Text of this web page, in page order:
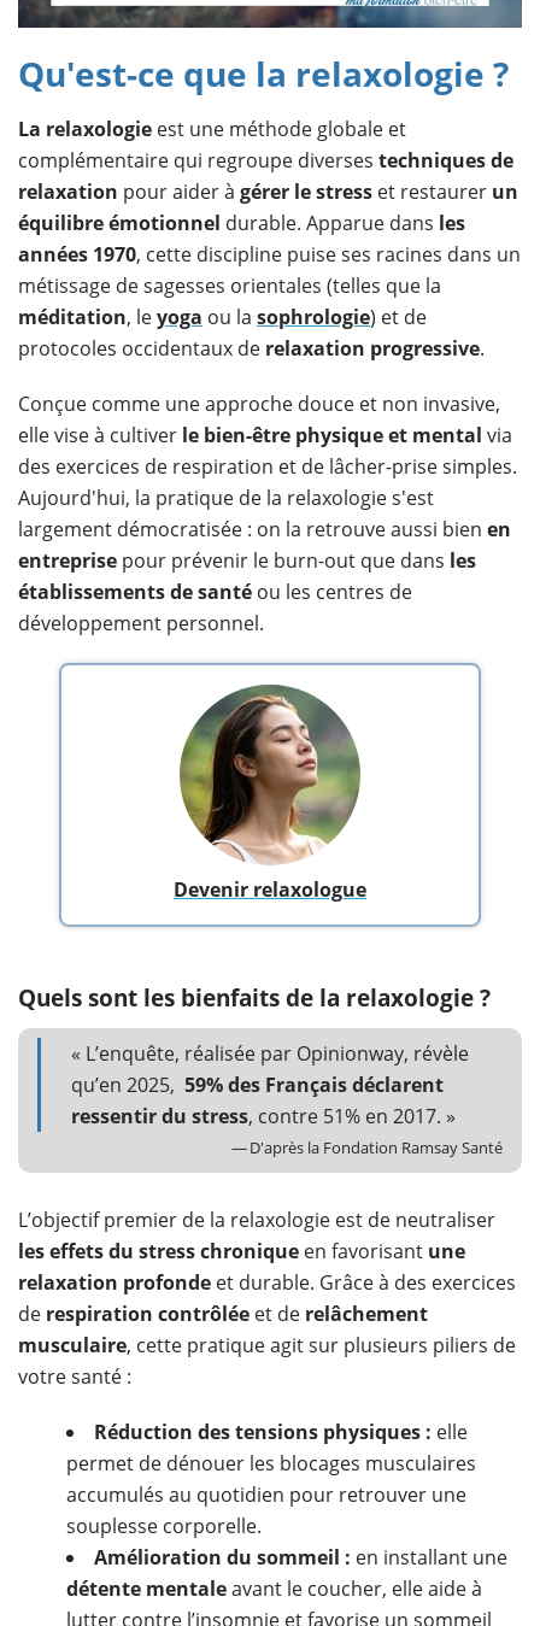
Qu'est-ce que la relaxologie ?
La relaxologie est une méthode globale et
complémentaire qui regroupe diverses techniques de
relaxation pour aider à gérer le stress et restaurer un
équilibre émotionnel durable. Apparue dans les
années 1970, cette discipline puise ses racines dans un
métissage de sagesses orientales (telles que la
méditation, leyoga ou la sophrologie) et de
protocoles occidentaux de relaxation progressive.
Conçue comme une approche douce et non invasive,
elle vise à cultiver le bien-être physique et mental via
des exercices de respiration et de lâcher-prise simples.
Aujourd'hui, la pratique de la relaxologie s'est
largement démocratisée : on la retrouve aussi bien en
entreprise pour prévenir le burn-out que dans les
établissements de santé ou les centres de
développement personnel.
Devenir relaxologue
Quels sont les bienfaits de la relaxologie ?
« L’enquête, réalisée par Opinionway, révèle
qu’en 2025, 59% des Français déclarent
ressentir du stress, contre 51% en 2017. »
—D'après la Fondation Ramsay Santé
​L’objectif premier de la relaxologie est de neutraliser
les effets du stress chronique en favorisant une
relaxation profonde et durable. Grâce à des exercices
de respiration contrôlée et de relâchement
musculaire, cette pratique agit sur plusieurs piliers de
votre santé :
Réduction des tensions physiques : elle
permet de dénouer les blocages musculaires
accumulés au quotidien pour retrouver une
souplesse corporelle.
Amélioration du sommeil : en installant une
détente mentaleavant le coucher, elle aide à
lutter contre l’insomnie et favorise un sommeil